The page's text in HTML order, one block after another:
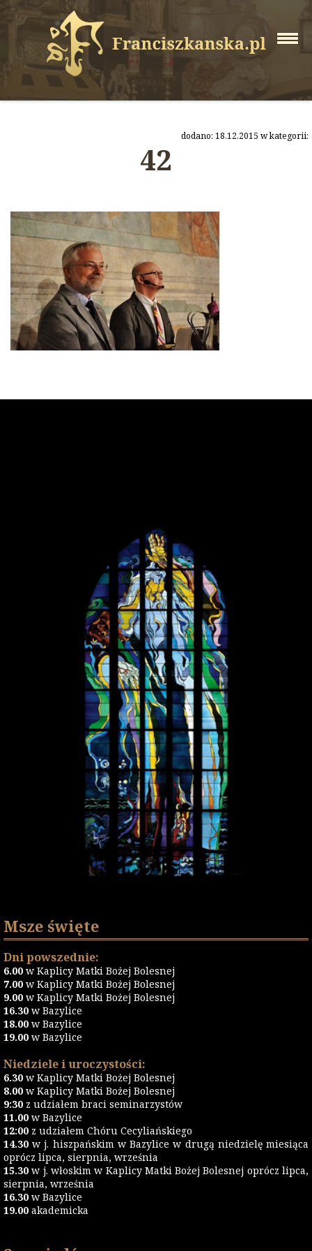
dodano: 18.12.2015 w kategorii:
42
Msze święte
Dni powszednie:
6.00 w Kaplicy Matki Bożej Bolesnej
7.00 w Kaplicy Matki Bożej Bolesnej
9.00 w Kaplicy Matki Bożej Bolesnej
16.30 w Bazylice
18.00 w Bazylice
19.00 w Bazylice
Niedziele i uroczystości:
6.30 w Kaplicy Matki Bożej Bolesnej
8.00 w Kaplicy Matki Bożej Bolesnej
9:30 z udziałem braci seminarzystów
11.00 w Bazylice
12:00 z udziałem Chóru Cecyliańskiego
14.30 w j. hiszpańskim w Bazylice w drugą niedzielę miesiąca
oprócz lipca, sierpnia, września
15.30 w j. włoskim w Kaplicy Matki Bożej Bolesnej oprócz lipca,
sierpnia, września
16.30 w Bazylice
19.00 akademicka